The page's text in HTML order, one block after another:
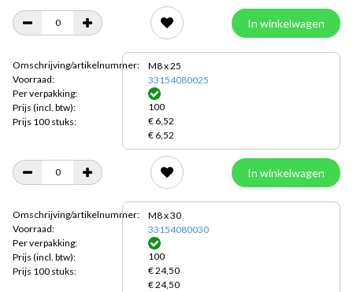
In winkelwagen
Omschrijving/artikelnummer:
Voorraad:
Per verpakking:
Prijs (incl. btw):
Prijs 100 stuks:
M8 x 25
33154080025
100
€ 6,52
€ 6,52
In winkelwagen
Omschrijving/artikelnummer:
Voorraad:
Per verpakking:
Prijs (incl. btw):
Prijs 100 stuks:
M8 x 30
33154080030
100
€ 24,50
€ 24,50